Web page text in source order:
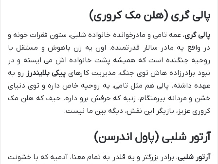
پالی گری (هلن مک کروری)
پالی گری، عمه تامی و مادرخوانده خانواده شلبی، ستون فقرات خونه و
در واقع یه مادر سالار قدرتمنده. اون یه زن باهوش و مستقل با
روحیه جنگنده است که همیشه پشت خانواده اش می ایسته و در
نبود برادرزاده هاش توی جنگ، مدیریت کارهای پیکی بلایندرز رو به
عهده داشته. پالی هم مثل تامی، یه روحیه خاص داره و توی دنیای
خشن و مردانه بیرمنگام، زنیه که حرفش برو داره. حیف که هلن مک
کروری عزیز، بازیگر این نقش، دیگه بین ما نیست.
آرتور شلبی (پاول اندرسن)
آرتور شلبی، برادر بزرگتر و یه قلدر به تمام معنا، آدمیه که با خشونت